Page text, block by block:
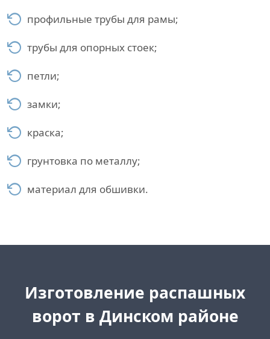
профильные трубы для рамы;
трубы для опорных стоек;
петли;
замки;
краска;
грунтовка по металлу;
материал для обшивки.
Изготовление распашных
ворот в Динском районе